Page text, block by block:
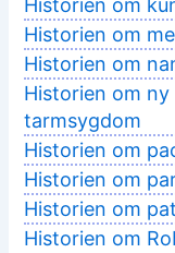
Historien om
Historien om
Historien om
Historien om
tarmsygdom
Historien om
Historien om
Historien om
Historien om